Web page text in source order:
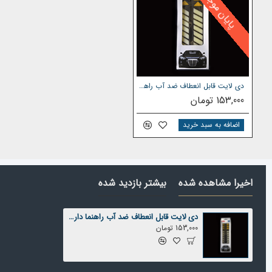
بدون نویز و ارور در خودروها
هر بسته شامل 2 دی لایت و دو چسب دوطرفه بسیار قوی برای نصب
مشخصات فنی:
COB : تعداد 76 - کلوین : 6000k - ضد آب : می باشد- انعطاف پذیر
دی لایت قابل انعطاف ضد آب راهنما دار216
153,000 تومان
اضافه به سبد خرید
اخیرا مشاهده شده بیشتر بازدید شده
دی لایت قابل انعطاف ضد آب راهنما دار217
153,000 تومان